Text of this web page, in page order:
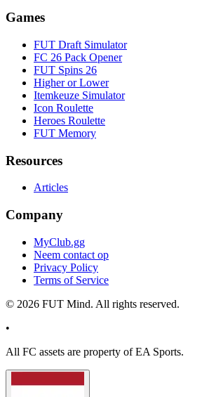
Games
FUT Draft Simulator
FC 26 Pack Opener
FUT Spins 26
Higher or Lower
Itemkeuze Simulator
Icon Roulette
Heroes Roulette
FUT Memory
Resources
Articles
Company
MyClub.gg
Neem contact op
Privacy Policy
Terms of Service
© 2026 FUT Mind. All rights reserved.
•
All FC assets are property of EA Sports.